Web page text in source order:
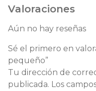
Valoraciones
Aún no hay reseñas
Sé el primero en
pequeño”
Tu dirección de
publicada. Los